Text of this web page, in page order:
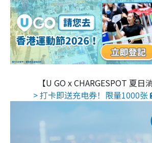
【U GO x CHARGESPOT 夏日
> 打卡即送充电券！限量1000张